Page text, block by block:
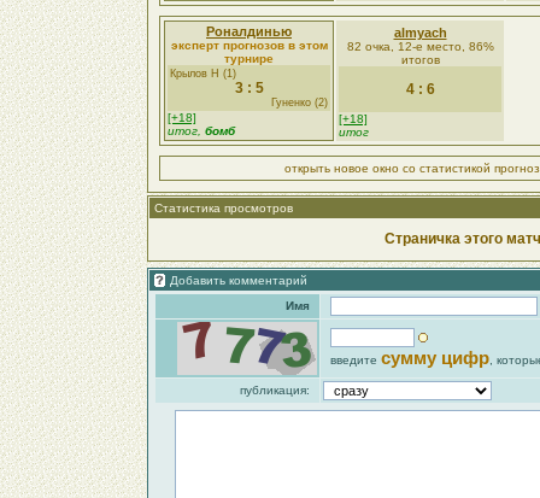
Роналдинью
эксперт прогнозов в этом
турнире
Крылов Н (1)
3 : 5
Гуненко (2)
[+18]
итог, бомб
almyach
82 очка, 12-е место, 86%
итогов
4 : 6
[+18]
итог
открыть новое окно со статистикой
Статистика просмотров
Страничка этого
Добавить комментарий
Имя
введите сумму цифр ,
публикация: